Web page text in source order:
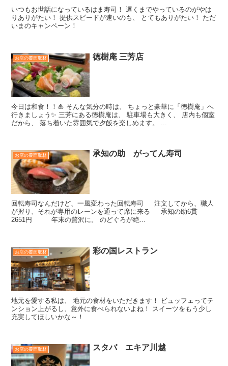
いつもお世話になっているはま寿司！ 遅くまでやっているのがやは
りありがたい！ 提供スピードが速いのも、 とてもありがたい！ ただ
いまのキャンペーン！
お店の覆面取材 徳樹庵 三芳店
今日は和食！！🎍 そんな気分の時は、 ちょっと豪華に「徳樹庵」へ
行きましょう✨ 三芳にある徳樹庵は、 駐車場も大きく、 店内も個室
だから、 落ち着いた雰囲気で夕飯を楽しめます。 ...
お店の覆面取材 承知の助 がってん寿司
回転寿司なんだけど、一風変わった回転寿司 注文してから、職人
が握り、それが専用のレーンを通って席に来る 承知の助6貫
2651円 年末の贅沢に。 のどぐろが絶...
お店の覆面取材 彩の国レストラン
地元を愛する私は、 地元の食材をいただきます！ ビュッフェってテ
ンション上がるし、意外に食べられないよね！ スイーツをもう少し
充実してほしいかな～！
お店の覆面取材 スタバ エキア川越